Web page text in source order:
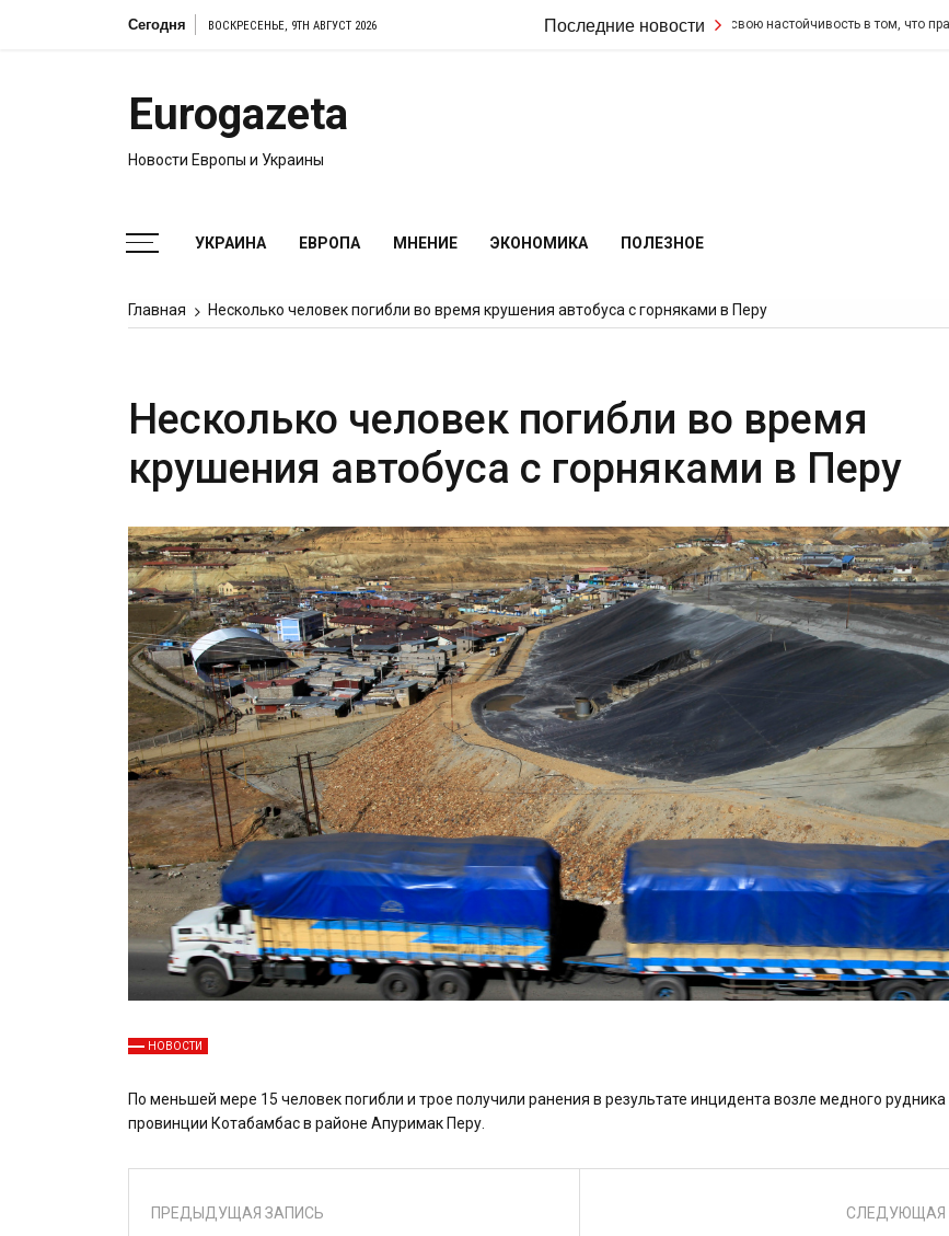
Сегодня ВОСКРЕСЕНЬЕ, 9TH АВГУСТ 2026 Последние новости
Кир Стармер удвоил свою настойчивость в том, что
Eurogazeta
Новости Европы и Украины
УКРАИНА ЕВРОПА МНЕНИЕ ЭКОНОМИКА ПОЛЕЗНОЕ
Главная Несколько человек погибли во время крушения автобуса с горняками в Перу
Несколько человек погибли во время
крушения автобуса с горняками в Перу
НОВОСТИ
По меньшей мере 15 человек погибли и трое получили ранения в результате инцидента возле медного рудника
провинции Котабамбас в районе Апуримак Перу.
ПРЕДЫДУЩАЯ ЗАПИСЬ СЛЕДУЮЩАЯ